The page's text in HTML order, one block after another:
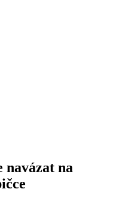
navázat na